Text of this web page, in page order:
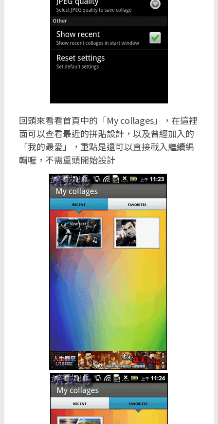
回頭來看看首頁中的「My collages」，在這裡
面可以查看最近的拼貼設計，以及曾經加入的
「我的最愛」，重點是還可以直接載入繼續編
輯喔，不需重頭開始設計